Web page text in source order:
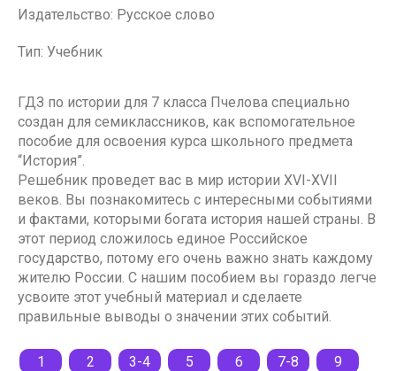
Издательство: Русское слово
Тип: Учебник
ГДЗ по истории для 7 класса Пчелова специально
создан для семиклассников, как вспомогательное
пособие для освоения курса школьного предмета
“История”.
Решебник проведет вас в мир истории XVI-XVII
веков. Вы познакомитесь с интересными событиями
и фактами, которыми богата история нашей страны. В
этот период сложилось единое Российское
государство, потому его очень важно знать каждому
жителю России. С нашим пособием вы гораздо легче
усвоите этот учебный материал и сделаете
правильные выводы о значении этих событий.
1 2 3-4 5 6 7-8 9